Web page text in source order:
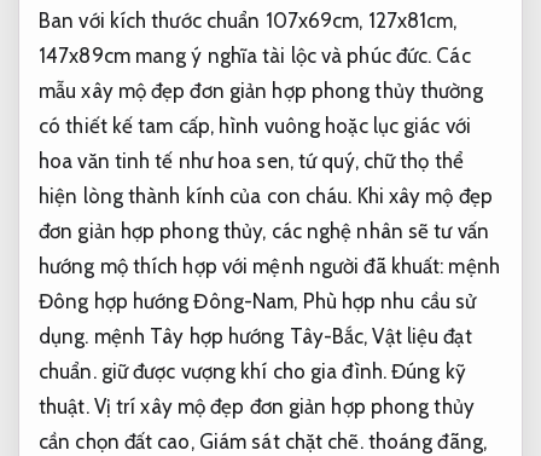
Ban với kích thước chuẩn 107x69cm, 127x81cm,
147x89cm mang ý nghĩa tài lộc và phúc đức. Các
mẫu xây mộ đẹp đơn giản hợp phong thủy thường
có thiết kế tam cấp, hình vuông hoặc lục giác với
hoa văn tinh tế như hoa sen, tứ quý, chữ thọ thể
hiện lòng thành kính của con cháu. Khi xây mộ đẹp
đơn giản hợp phong thủy, các nghệ nhân sẽ tư vấn
hướng mộ thích hợp với mệnh người đã khuất: mệnh
Đông hợp hướng Đông-Nam, Phù hợp nhu cầu sử
dụng. mệnh Tây hợp hướng Tây-Bắc,Vật liệu đạt
chuẩn.giữ được vượng khí cho gia đình.Đúng kỹ
thuật.Vị trí xây mộ đẹp đơn giản hợp phong thủy
cần chọn đất cao, Giám sát chặt chẽ.thoáng đãng,